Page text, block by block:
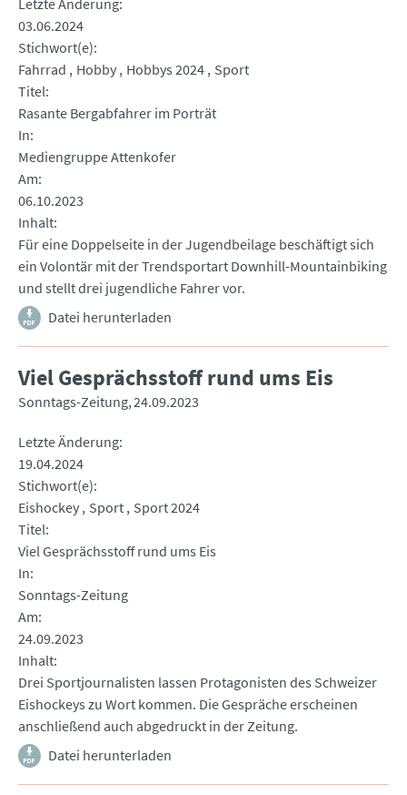
Letzte Änderung
03.06.2024
Stichwort(e)
Fahrrad
Hobby Hobbys 2024 Sport
Titel
Rasante Bergabfahrer im Porträt
In
Mediengruppe Attenkofer
Am
06.10.2023
Inhalt
Für eine Doppelseite in der Jugendbeilage beschäftigt sich
ein Volontär mit der Trendsportart Downhill-Mountainbiking
und stellt drei jugendliche Fahrer vor.
Datei herunterladen
Viel Gesprächsstoff rund ums Eis
Sonntags-Zeitung 24.09.2023
Letzte Änderung
19.04.2024
Stichwort(e)
Eishockey Sport Sport 2024
Titel
Viel Gesprächsstoff rund ums Eis
In
Sonntags-Zeitung
Am
24.09.2023
Inhalt
Drei Sportjournalisten lassen Protagonisten des Schweizer
Eishockeys zu Wort kommen. Die Gespräche erscheinen
anschließend auch abgedruckt in der Zeitung.
Datei herunterladen